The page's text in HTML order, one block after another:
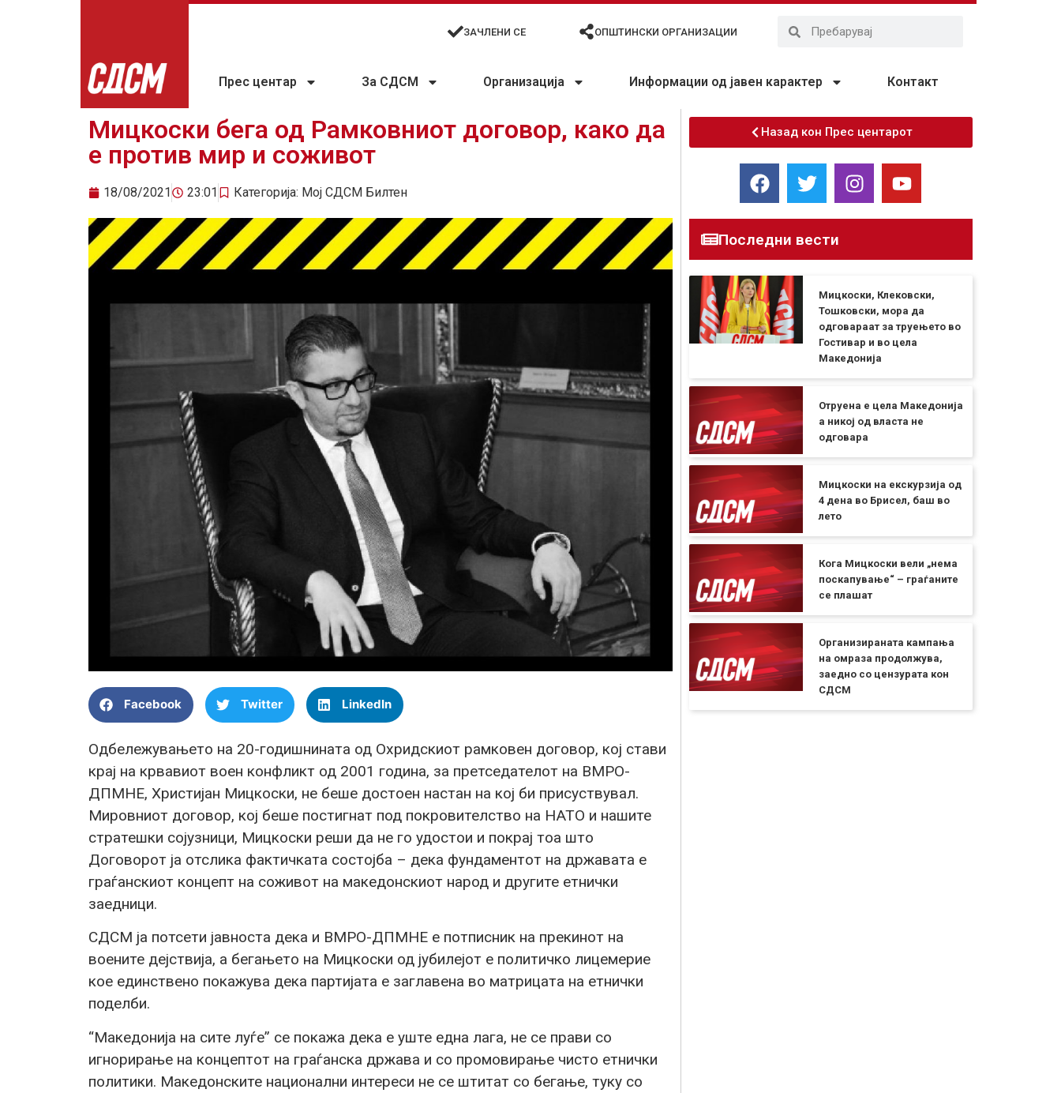
ЗАЧЛЕНИ СЕ ОПШТИНСКИ ОРГАНИЗАЦИИ
Прес центар За СДСМ Организација Информации од јавен карактер Контакт
Мицкоски бега од Рамковниот договор, како да
е против мир и соживот
18/08/2021 23:01 Категорија: Мој СДСМ Билтен
Facebook Twitter LinkedIn
Одбележувањето на 20-годишнината од Охридскиот рамковен договор, кој стави
крај на крвавиот воен конфликт од 2001 година, за претседателот на ВМРО-
ДПМНЕ, Христијан Мицкоски, не беше достоен настан на кој би присуствувал.
Мировниот договор, кој беше постигнат под покровителство на НАТО и нашите
стратешки сојузници, Мицкоски реши да не го удостои и покрај тоа што
Договорот ја отслика фактичката состојба – дека фундаментот на државата е
граѓанскиот концепт на соживот на македонскиот народ и другите етнички
заедници.
СДСМ ја потсети јавноста дека и ВМРО-ДПМНЕ е потписник на прекинот на
воените дејствија, а бегањето на Мицкоски од јубилејот е политичко лицемерие
кое единствено покажува дека партијата е заглавена во матрицата на етнички
поделби.
“Македонија на сите луѓе” се покажа дека е уште една лага, не се прави со
игнорирање на концептот на граѓанска држава и со промовирање чисто етнички
политики. Македонските национални интереси не се штитат со бегање, туку со
Назад кон Прес центарот
Последни вести
Мицкоски, Клековски,
Тошковски, мора да
одговараат за труењето во
Гостивар и во цела
Македонија
Отруена е цела Македонија
а никој од власта не
одговара
Мицкоски на екскурзија од
4 дена во Брисел, баш во
лето
Кога Мицкоски вели „нема
поскапување“ – граѓаните
се плашат
Организираната кампања
на омраза продолжува,
заедно со цензурата кон
СДСМ